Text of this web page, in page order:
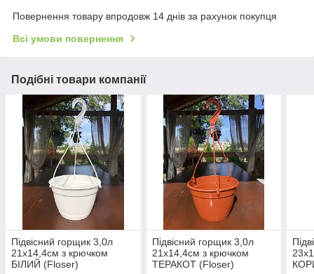
Повернення товару впродовж 14 днів за рахунок покупця
Всі умови повернення
Подібні товари компанії
Підвісний горщик 3,0л
21х14,4см з крючком
БІЛИЙ (Floser)
Підвісний горщик 3,0л
21х14,4см з крючком
ТЕРАКОТ (Floser)